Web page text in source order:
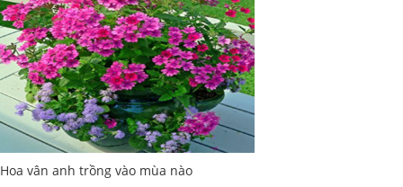
Hoa vân anh trồng vào mùa nào